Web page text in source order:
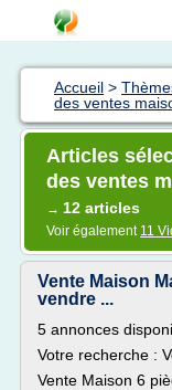
Accueil >
des ventes
Articles
des ventes
→ 12 articles
Voir également 11
Vente Maison
vendre ...
5 annonces
Votre recherche :
Vente Maison 6